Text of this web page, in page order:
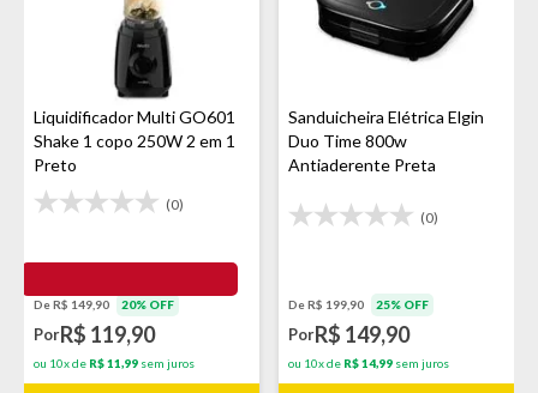
Liquidificador Multi GO601
Shake 1 copo 250W 2 em 1
Preto
(0)
De R$ 149,90 20% OFF
PorR$ 119,90
ou 10x de R$ 11,99 sem juros
Sanduicheira Elétrica Elgin
Duo Time 800w
Antiaderente Preta
(0)
De R$ 199,90 25% OFF
PorR$ 149,90
ou 10x de R$ 14,99 sem juros